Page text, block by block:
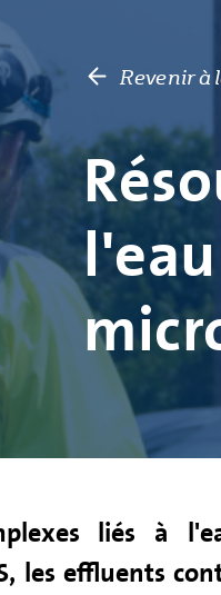
Revenir à
liés à
les effluents